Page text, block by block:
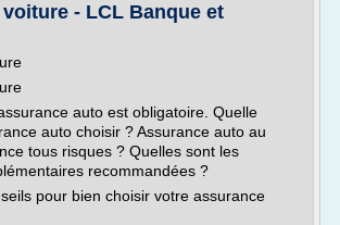
- LCL Banque et
auto est obligatoire. Quelle
auto choisir ? Assurance auto au
tous risques ? Quelles sont les
recommandées ?
pour bien choisir votre assurance